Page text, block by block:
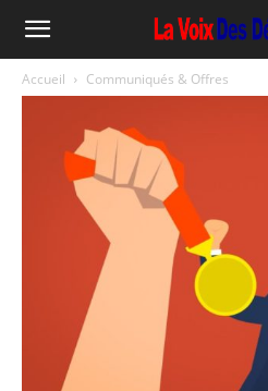
Accueil Communiqués & Offres